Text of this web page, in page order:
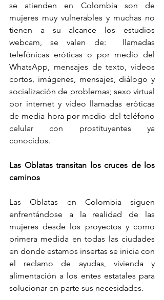
se atienden en Colombia son de
mujeres muy vulnerables y muchas no
tienen a su alcance los estudios
webcam, se valen de:  llamadas
telefónicas eróticas o por medio del
WhatsApp, mensajes de texto, videos
cortos, imágenes, mensajes, diálogo y
socialización de problemas; sexo virtual
por internet y vídeo llamadas eróticas
de media hora por medio del teléfono
celular con prostituyentes ya
conocidos.
Las Oblatas transitan los cruces de los
caminos
Las Oblatas en Colombia siguen
enfrentándose a la realidad de las
mujeres desde los proyectos y como
primera medida en todas las ciudades
en donde estamos insertas se inicia con
el reclamo de ayudas, vivienda y
alimentación a los entes estatales para
solucionar en parte sus necesidades.